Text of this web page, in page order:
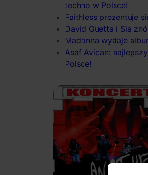
techno w Polsce!
Faithless prezentuje
David Guetta i Sia
Madonna wydaje
Asaf Avidan:
Polsce!